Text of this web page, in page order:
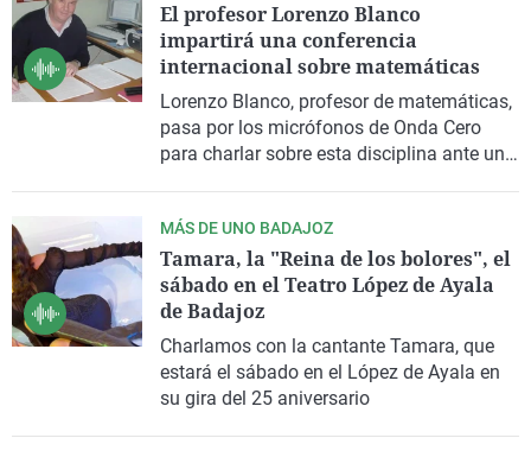
El profesor Lorenzo Blanco
impartirá una conferencia
internacional sobre matemáticas
Lorenzo Blanco, profesor de matemáticas,
pasa por los micrófonos de Onda Cero
para charlar sobre esta disciplina ante una
Los Andes de Colombia
MÁS DE UNO BADAJOZ
Tamara, la "Reina de los bolores", el
sábado en el Teatro López de Ayala
de Badajoz
Charlamos con la cantante Tamara, que
estará el sábado en el López de Ayala en
su gira del 25 aniversario